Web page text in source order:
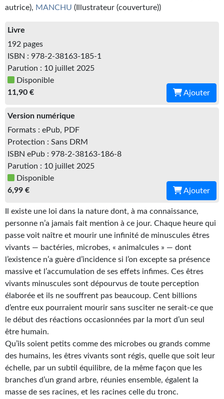
Kvasar
Pulps
Wotan
Étoiles vives
Yellow Submarine
NUMÉRIQUE
Romans et recueils
Une Heure-Lumière
Nouvelles
Livres audio
Gratuit
Sans DRM
BIFROST
Tous les numéros
En numérique
S'abonner
Les critiques
Le blog
autrice), MANCHU (Illustrateur (couverture))
Livre
192 pages
ISBN : 978-2-38163-185-1
Parution : 10 juillet 2025
Disponible
11,90 €
Ajouter
Version numérique
Formats : ePub, PDF
Protection : Sans DRM
ISBN ePub : 978-2-38163-186-8
Parution : 10 juillet 2025
Disponible
6,99 €
Ajouter
Il existe une loi dans la nature dont, à ma connaissance,
personne n’a jamais fait mention à ce jour. Chaque heure qui
passe voit naître et mourir une infinité de minuscules êtres
vivants — bactéries, microbes, « animalcules » — dont
l’existence n’a guère d’incidence si l’on excepte sa présence
massive et l’accumulation de ses effets infimes. Ces êtres
vivants minuscules sont dépourvus de toute perception
élaborée et ils ne souf­frent pas beaucoup. Cent billions
d’entre eux pourraient mourir sans susciter ne serait-ce que
le début des réactions occasionnées par la mort d’un seul
être humain.
Qu’ils soient petits comme des microbes ou grands comme
des humains, les êtres vivants sont régis, quelle que soit leur
échelle, par un subtil équilibre, de la même façon que les
branches d’un grand arbre, réunies ensemble, égalent la
masse de ses racines, et les racines celle du tronc.